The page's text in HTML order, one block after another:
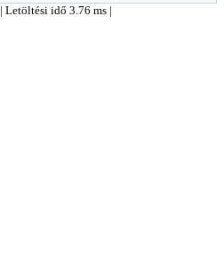
| Letöltési idő 3.76 ms |